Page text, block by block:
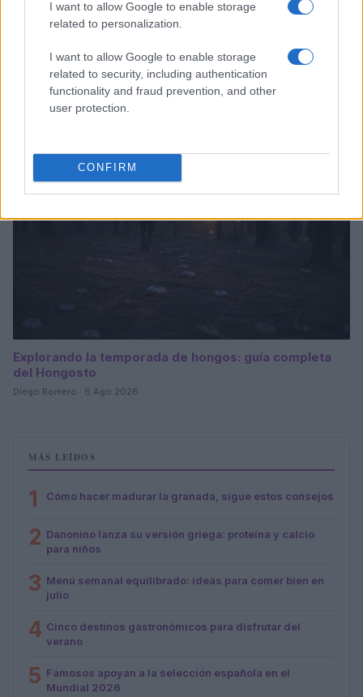
I want to allow Google to enable storage
related to personalization.
I want to allow Google to enable storage
related to security, including authentication
functionality and fraud prevention, and other
user protection.
CONFIRM
Receta fácil de pasta fría al pesto con pomodorini
para el verano
Andrés Navarro · 6 Ago 2026
Explorando la temporada de hongos: guía completa
del Hongosto
Diego Romero · 6 Ago 2026
MÁS LEÍDOS
1 Cómo hacer madurar la granada, sigue estos consejos
2 Danonino lanza su versión griega: proteína y calcio
para niños
3 Menú semanal equilibrado: ideas para comer bien en
julio
4 Cinco destinos gastronómicos para disfrutar del
verano
5 Famosos apoyan a la selección española en el
Mundial 2026